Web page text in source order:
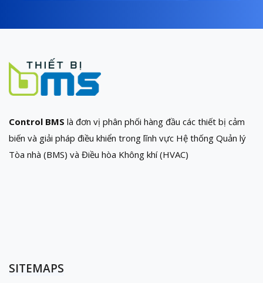
Control BMS là đơn vị phân phối hàng đầu các thiết bị cảm
biến và giải pháp điều khiển trong lĩnh vực Hệ thống Quản lý
Tòa nhà (BMS) và Điều hòa Không khí (HVAC)
SITEMAPS